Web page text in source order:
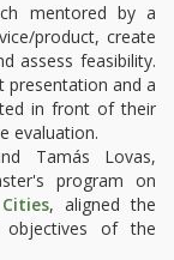
mentored by a
product, create
assess feasibility.
presentation and a
in front of their
evaluation.
Tamás Lovas,
program on
, aligned the
objectives of the